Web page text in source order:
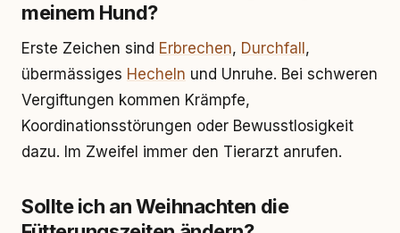
meinem Hund?
Erste Zeichen sind Erbrechen, Durchfall ,
übermässiges Hecheln und Unruhe. Bei schweren
Vergiftungen kommen Krämpfe,
Koordinationsstörungen oder Bewusstlosigkeit
dazu. Im Zweifel immer den Tierarzt anrufen.
Sollte ich an Weihnachten die